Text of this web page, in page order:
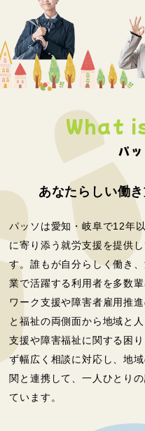
What
パ
あなたらしい働き
パッソは愛知・岐阜で12年
に寄り添う就労支援を提供
す。誰もが自分らしく働き
業で活躍する利用者を多数
ワーク支援や障害者雇用推
と福祉の両側面から地域と
支援や障害福祉に関する困
ず幅広く相談に対応し、地
関と連携して、一人ひとり
ています。